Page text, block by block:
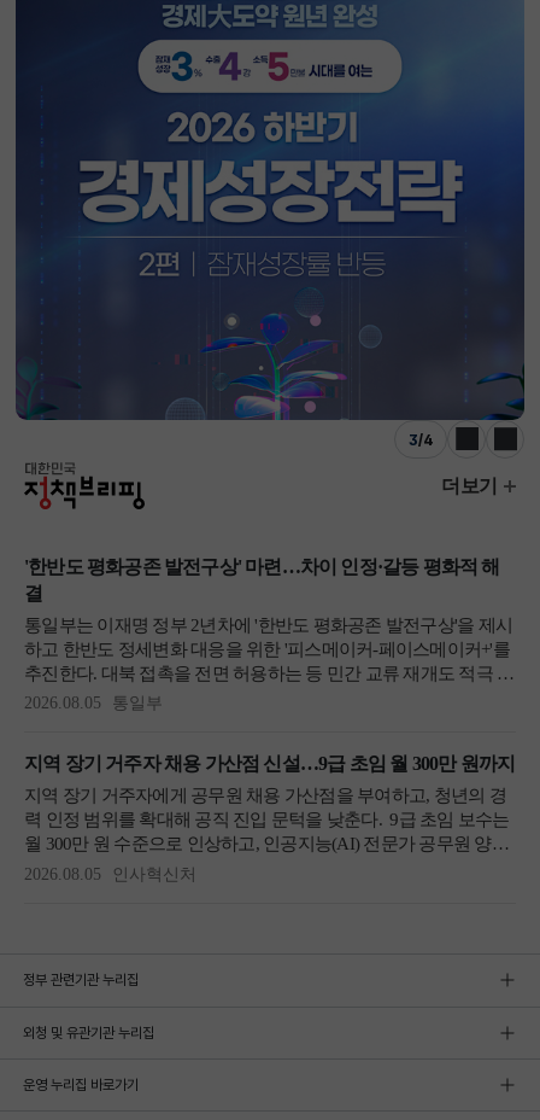
4/4
이전 다음
정부 관련기관 누리집
외청 및 유관기관 누리집
운영 누리집 바로가기